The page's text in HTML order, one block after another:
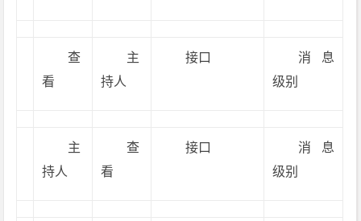
查
看
主
持人
接口
消息
级别
主
持人
查
看
接口
消息
级别